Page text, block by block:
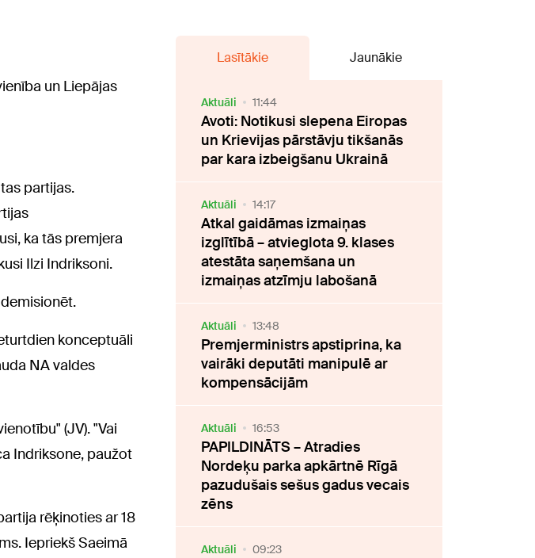
un Liepājas
partijas.
ka tās premjera
Ilzi Indriksoni.
konceptuāli
NA valdes
(JV). "Vai
Indriksone, paužot
rēķinoties ar 18
Iepriekš Saeimā
Lasītākie Jaunākie
Aktuāli 11:44
Avoti: Notikusi slepena Eiropas
un Krievijas pārstāvju tikšanās
par kara izbeigšanu Ukrainā
Aktuāli 14:17
Atkal gaidāmas izmaiņas
izglītībā – atvieglota 9. klases
atestāta saņemšana un
izmaiņas atzīmju labošanā
Aktuāli 13:48
Premjerministrs apstiprina, ka
vairāki deputāti manipulē ar
kompensācijām
Aktuāli 16:53
PAPILDINĀTS – Atradies
Nordeķu parka apkārtnē Rīgā
pazudušais sešus gadus vecais
zēns
Aktuāli 09:23